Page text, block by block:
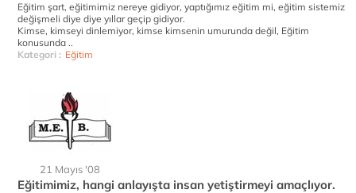
Eğitim şart, eğitimimiz nereye gidiyor, yaptığımız eğitim mi, eğitim sistemiz
değişmeli diye diye yıllar geçip gidiyor.
Kimse, kimseyi dinlemiyor, kimse kimsenin umurunda değil, Eğitim
konusunda ..
Kategori : Eğitim
21 Mayıs '08
Eğitimimiz, hangi anlayışta insan yetiştirmeyi amaçlıyor.